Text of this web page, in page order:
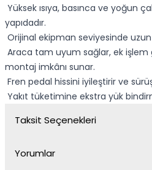
Yüksek ısıya, basınca ve yoğun
yapıdadır.
Orijinal ekipman seviyesinde
Araca tam uyum sağlar, ek
montaj imkânı sunar.
Fren pedal hissini iyileştirir ve
Yakıt tüketimine ekstra yük
Taksit Seçenekleri
Yorumlar